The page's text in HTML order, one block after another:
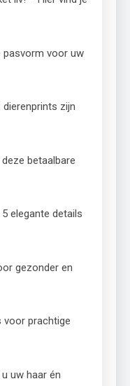
pasvorm voor uw
zijn
betaalbare
elegante details
gezonder en
voor prachtige
uw haar én